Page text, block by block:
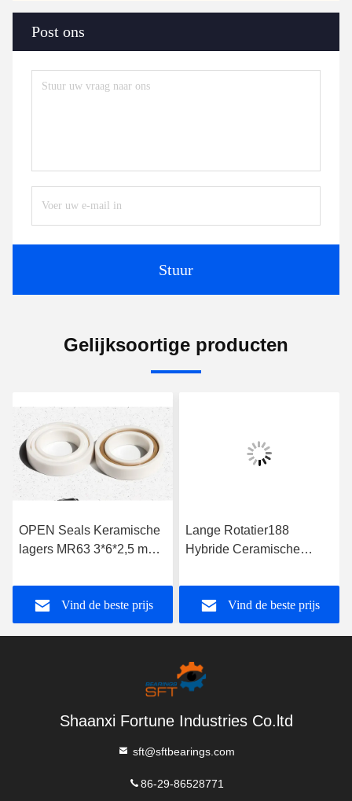
Post ons
Stuur
Gelijksoortige producten
OPEN Seals Keramische
lagers MR63 3*6*2,5 mm
enkele rij
Vind de beste prijs
Lange Rotatier188
Hybride Ceramische
Ceramisch Lager
Vind de beste prijs
Shaanxi Fortune Industries Co.ltd
sft@sftbearings.com
86-29-86528771